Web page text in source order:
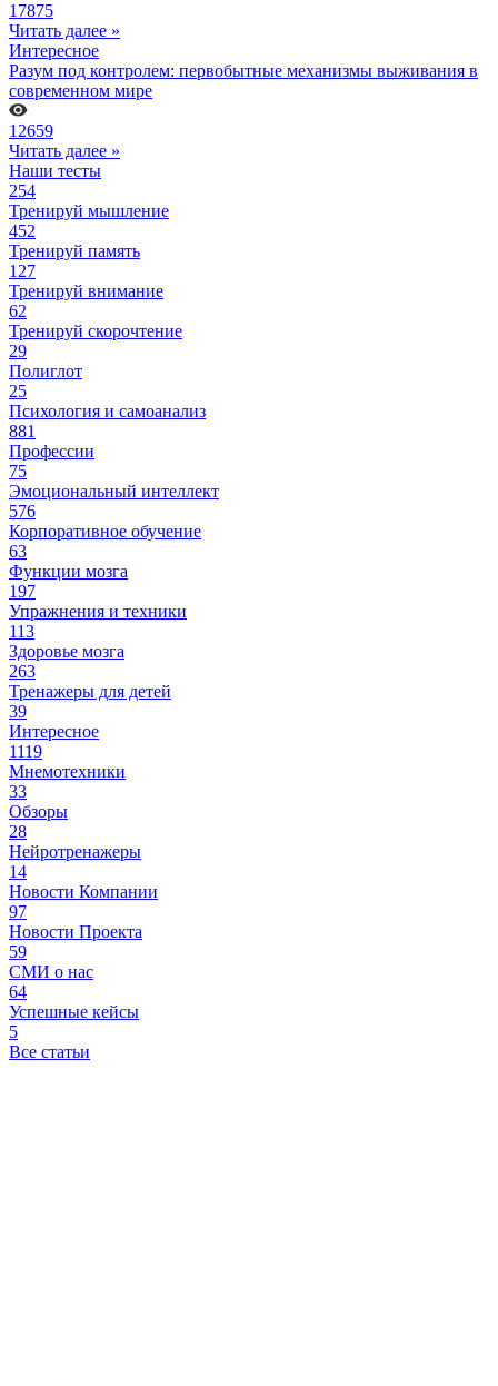
17875
Читать далее »
Интересное
Разум под контролем: первобытные механизмы выживания в
современном мире
12659
Читать далее »
Наши тесты
254
Тренируй мышление
452
Тренируй память
127
Тренируй внимание
62
Тренируй скорочтение
29
Полиглот
25
Психология и самоанализ
881
Профессии
75
Эмоциональный интеллект
576
Корпоративное обучение
63
Функции мозга
197
Упражнения и техники
113
Здоровье мозга
263
Тренажеры для детей
39
Интересное
1119
Мнемотехники
33
Обзоры
28
Нейротренажеры
14
Новости Компании
97
Новости Проекта
59
СМИ о нас
64
Успешные кейсы
5
Все статьи